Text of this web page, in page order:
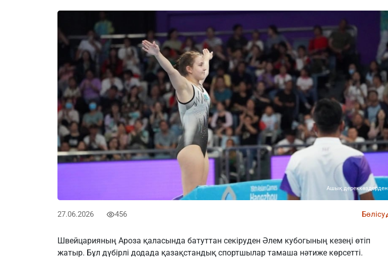
Ашық дереккөздерден
27.06.2026 456 Бөлісу
Швейцарияның Ароза қаласында батуттан секіруден Әлем кубогының кезеңі өтіп
жатыр. Бұл дүбірлі додада қазақстандық спортшылар тамаша нәтиже көрсетті.